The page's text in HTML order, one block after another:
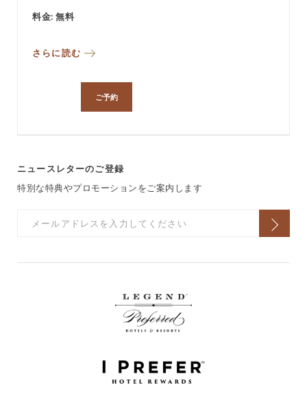
料金: 無料
さらに読む
ご予約
ニュースレターのご登録
特別な特典やプロモーションをご案内します